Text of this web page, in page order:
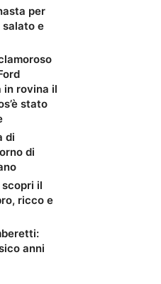
per
e
in rovina il
stato
di
di
il
ricco e
anni